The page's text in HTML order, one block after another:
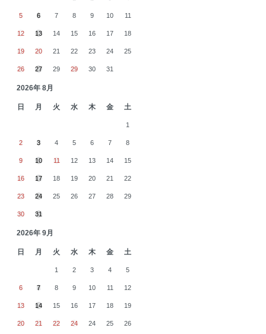
5 6 7 8 9 10 11
12 13 14 15 16 17 18
19 20 21 22 23 24 25
26 27 29 29 30 31
2026年 8月
日 月 火 水 木 金 土
1
2 3 4 5 6 7 8
9 10 11 12 13 14 15
16 17 18 19 20 21 22
23 24 25 26 27 28 29
30 31
2026年 9月
日 月 火 水 木 金 土
1 2 3 4 5
6 7 8 9 10 11 12
13 14 15 16 17 18 19
20 21 22 24 24 25 26